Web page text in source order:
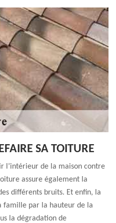
SA TOITURE
l’intérieur de la maison contre
assure également la
différents bruits. Et enfin, la
famille par la hauteur de la
la dégradation de